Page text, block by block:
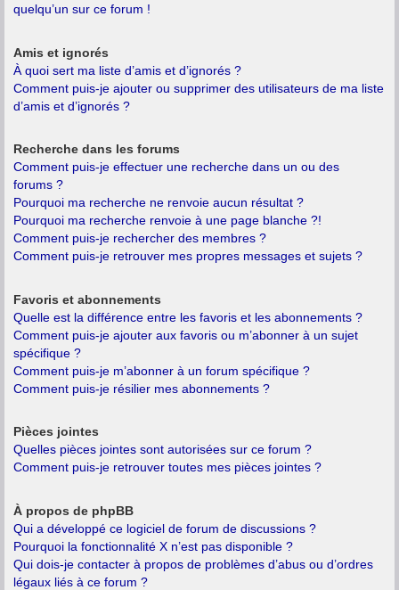
quelqu’un sur ce forum !
Amis et ignorés
À quoi sert ma liste d’amis et d’ignorés ?
Comment puis-je ajouter ou supprimer des utilisateurs de ma liste
d’amis et d’ignorés ?
Recherche dans les forums
Comment puis-je effectuer une recherche dans un ou des
forums ?
Pourquoi ma recherche ne renvoie aucun résultat ?
Pourquoi ma recherche renvoie à une page blanche ?!
Comment puis-je rechercher des membres ?
Comment puis-je retrouver mes propres messages et sujets ?
Favoris et abonnements
Quelle est la différence entre les favoris et les abonnements ?
Comment puis-je ajouter aux favoris ou m’abonner à un sujet
spécifique ?
Comment puis-je m’abonner à un forum spécifique ?
Comment puis-je résilier mes abonnements ?
Pièces jointes
Quelles pièces jointes sont autorisées sur ce forum ?
Comment puis-je retrouver toutes mes pièces jointes ?
À propos de phpBB
Qui a développé ce logiciel de forum de discussions ?
Pourquoi la fonctionnalité X n’est pas disponible ?
Qui dois-je contacter à propos de problèmes d’abus ou d’ordres
légaux liés à ce forum ?